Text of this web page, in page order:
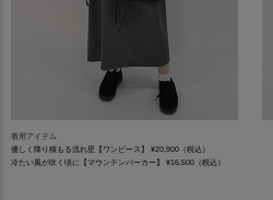
着用アイテム
優しく降り積もる流れ星【ワンピース】 ¥20,900（税込）
冷たい風が吹く頃に【マウンテンパーカー】 ¥16,500（税込）